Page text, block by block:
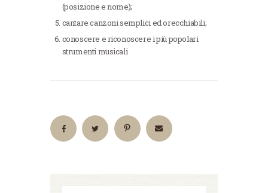
(posizione e nome);
cantare canzoni semplici ed orecchiabili;
conoscere e riconoscere i più popolari
strumenti musicali